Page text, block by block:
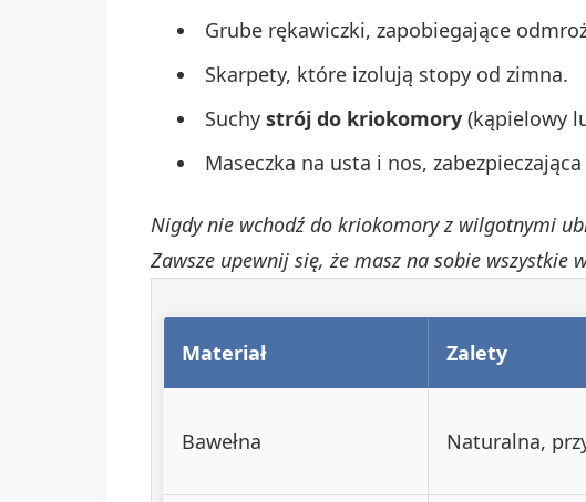
Grube rękawiczki, zapobiegające
Skarpety, które izolują stopy od zimna.
Suchy strój do kriokomory (kąpielowy
Maseczka na usta i nos,
Nigdy nie wchodź do kriokomory z wilgotnymi
Zawsze upewnij się, że masz na sobie
Materiał Zalety
Bawełna Naturalna,